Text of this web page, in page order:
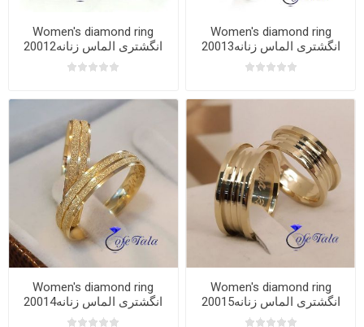
Women's diamond ring
20012انگشتری الماس زنانه
Women's diamond ring
20013انگشتری الماس زنانه
Women's diamond ring
20014انگشتری الماس زنانه
Women's diamond ring
20015انگشتری الماس زنانه